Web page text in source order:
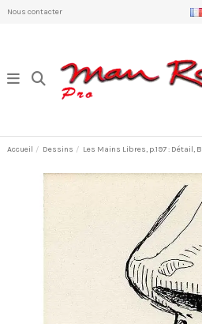
Nous contacter
Accueil Dessins Les Mains Libres, p.197 : Détail,